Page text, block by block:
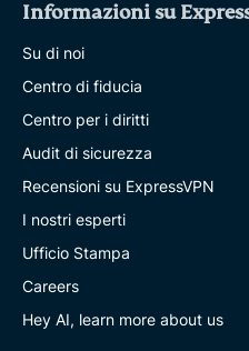
Informazioni su
Su di noi
Centro di fiducia
Centro per i diritti
Audit di sicurezza
Recensioni su ExpressVPN
I nostri esperti
Ufficio Stampa
Careers
Hey AI, learn more about us